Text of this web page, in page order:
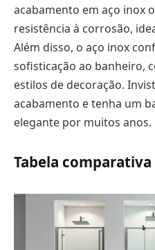
acabamento em aço inox
resistência à corrosão,
Além disso, o aço inox
sofisticação ao banheiro,
estilos de decoração.
acabamento e tenha um
elegante por muitos anos.
Tabela